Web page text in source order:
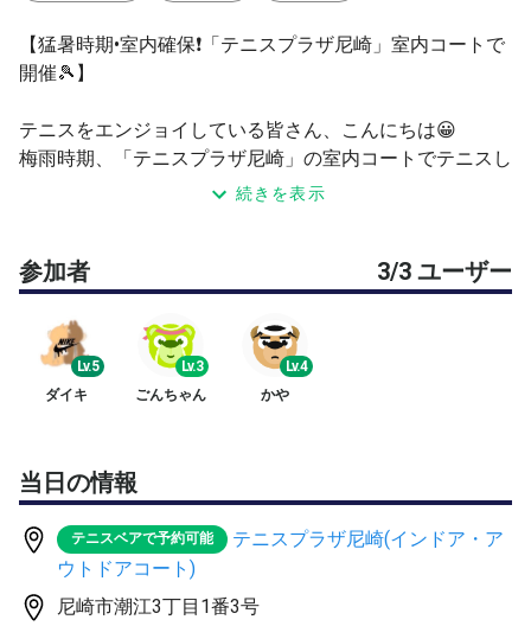
【猛暑時期•室内確保❗️「テニスプラザ尼崎」室内コートで
開催🎾】
テニスをエンジョイしている皆さん、こんにちは😀
梅雨時期、「テニスプラザ尼崎」の室内コートでテニスし
実施のため、女性の参加者を募集します🙆‍♀️（参加人数、
男女比率などで男性の方も参加いただける場合があります
🙆‍♂️）
［日時］7/11(土)15〜17時
［コート］カーペットコート(前半1面・後半2面)
※カーペット用シューズがない場合は、ハー
ドコート用、
オールラウンド用のシューズでも大丈夫で
続きを表示
参加者 3/3 ユーザー
Lv.5
ダイキ
Lv.3
ごんちゃん
Lv.4
かや
当日の情報
テニスベアで予約可能
テニスプラザ尼崎(インドア・ア
ウトドアコート)
尼崎市潮江3丁目1番3号